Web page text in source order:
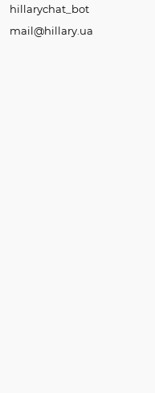
hillarychat_bot
mail@hillary.ua